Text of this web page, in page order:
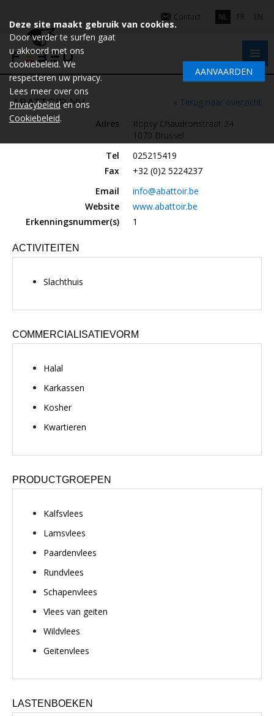
Contact NL FR EN
« Terug naar overzicht
ABATTOIR NV
Adres
Ropsy Chaudronstraat 24
1070 Brussel
Tel
025215419
Fax
+32 (0)2 5224237
Email
info@abattoir.be
Website
www.abattoir.be
Erkenningsnummer(s)
1
ACTIVITEITEN
Slachthuis
COMMERCIALISATIEVORM
Halal
Karkassen
Kosher
Kwartieren
PRODUCTGROEPEN
Kalfsvlees
Lamsvlees
Paardenvlees
Rundvlees
Schapenvlees
Vlees van geiten
Wildvlees
Geitenvlees
LASTENBOEKEN
Deze site maakt gebruik van cookies.
Door verder te surfen gaat
u akkoord met ons
cookiebeleid. We
respecteren uw privacy.
Lees meer over ons
Privacybeleiden ons
Cookiebeleid.
AANVAARDEN